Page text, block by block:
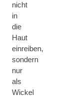
nicht
in
die
Haut
einreiben,
sondern
nur
als
Wickel